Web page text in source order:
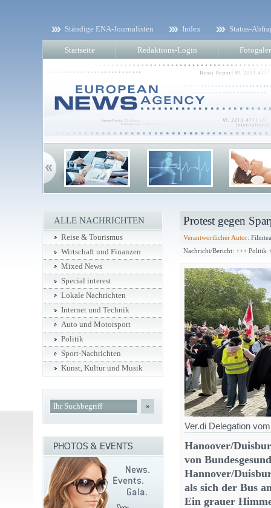
Ständige ENA-Journalisten Index Status-
Startseite Redaktions-Login
Protest gegen
Verantwortlicher Autor:
Nachricht/Bericht: +++ Politik
Ver.di Delegation
Hanoover/
von
Hannover/
als sich der Bus
Ein grauer
ALLE NACHRICHTEN
Reise & Tourismus
Wirtschaft und Finanzen
Mixed News
Special interest
Lokale Nachrichten
Internet und Technik
Auto und Motorsport
Politik
Sport-Nachrichten
Kunst, Kultur und Musik
»